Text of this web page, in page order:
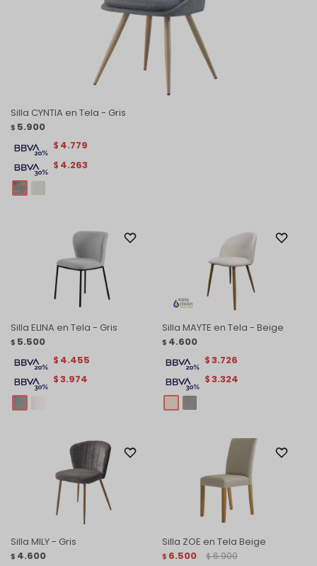
Silla CYNTIA en Tela - Gris
$ 5.900
$ 4.263
$ 4.779
Silla ELINA en Tela - Gris
$ 5.500
$3.974
$ 4.455
Silla MAYTE en Tela - Beige
$ 4.600
$3.324
$3.726
Silla MILY - Gris
$ 4.600
Silla ZOE en Tela Beige
$ 6.500 $ 6.900